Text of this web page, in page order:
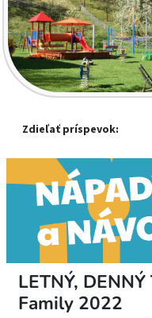
Zdieľať príspevok:
LETNÝ,
Family 2022